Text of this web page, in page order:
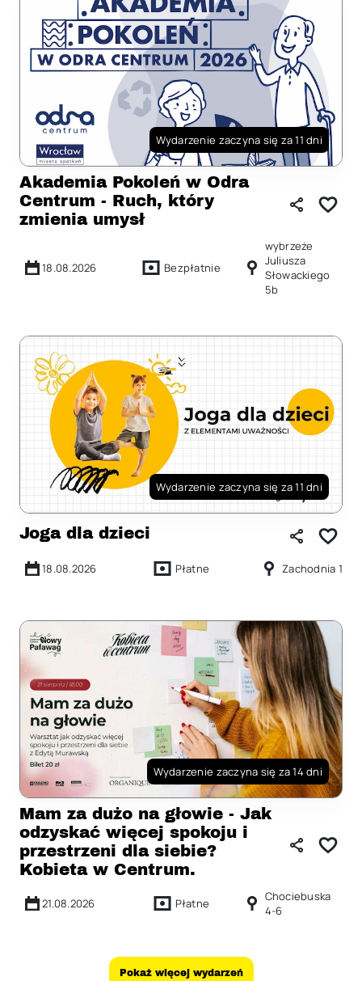
Wydarzenie zaczyna się za 11 dni
Akademia Pokoleń w Odra
Centrum - Ruch, który
zmienia umysł
18.08.2026 Bezpłatnie
wybrzeże
Juliusza
Słowackiego
5b
Wydarzenie zaczyna się za 11 dni
Joga dla dzieci
18.08.2026 Płatne Zachodnia 1
Wydarzenie zaczyna się za 14 dni
Mam za dużo na głowie - Jak
odzyskać więcej spokoju i
przestrzeni dla siebie?
Kobieta w Centrum.
21.08.2026 Płatne
Chociebuska
4-6
Pokaż więcej wydarzeń